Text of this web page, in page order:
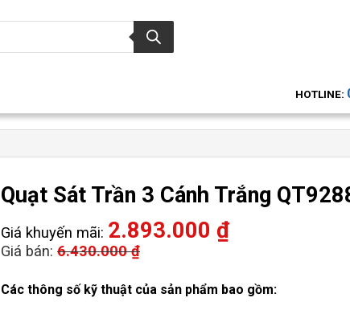
HOTLINE:
Quạt Sát Trần 3 Cánh Trắng
Giá khuyến mãi: 2.893.000 ₫
Giá bán: 6.430.000₫
Các thông số kỹ thuật của sản phẩm bao gồm: